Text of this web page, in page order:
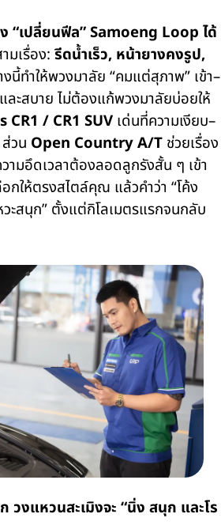
“เปลี่ยนฟีล” Samoeng Loop ได้
มเรื่อง: รีดน้ำเร็ว, หน้ายางคงรูป,
นี้ทำให้พวงมาลัย “คมแต่สุภาพ” เข้า–
ละสบาย ไม่ต้องแก้พวงมาลัยบ่อยให้
CR1 / CR1 SUV เด่นที่ความเงียบ–
วน Open Country A/T ช่วยเรื่อง
ามอึดเวลาต้องลอดลูกรังสั้น ๆ เข้า
ให้ตรงสไตล์คุณ แล้วคำว่า “โค้ง
วะสนุก” ตั้งแต่กิโลเมตรแรกจนกลับ
วงแหวนสะเมิงจะ “นิ่ง สนุก และโร